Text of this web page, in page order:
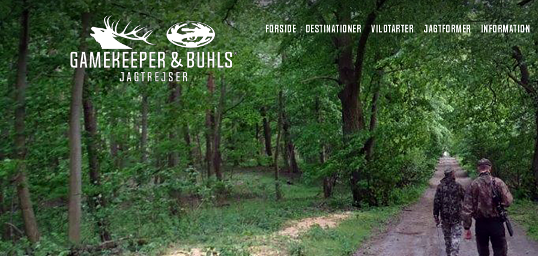
FORSIDE DESTINATIONER VILDTARTER JAGTFORMER INFORMATION